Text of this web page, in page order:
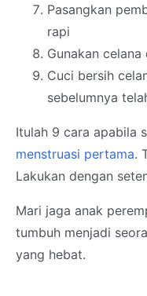
Pasangkan
rapi
Gunakan
Cuci bersih
sebelumnya
Itulah 9 cara apabila
menstruasi pertama.
Lakukan dengan
Mari jaga anak
tumbuh menjadi
yang hebat.